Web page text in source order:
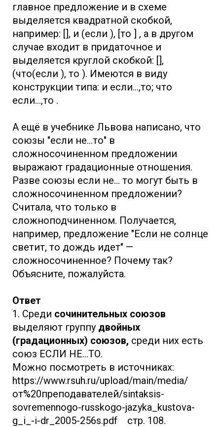
главное предложение и в схеме
выделяется квадратной скобкой,
например: [], и (если ), [то ] , а в другом
случае входит в придаточное и
выделяется круглой скобкой: [],
(что(если ), то ). Имеются в виду
конструкции типа: и если...,то; что
если...,то .
А ещё в учебнике Львова написано, что
союзы "если не...то" в
сложносочиненном предложении
выражают градационные отношения.
Разве союзы если не... то могут быть в
сложносочиненном предложении?
Считала, что только в
сложноподчиненном. Получается,
например, предложение "Если не солнце
светит, то дождь идет" —
сложносочиненное? Почему так?
Объясните, пожалуйста.
Ответ
1. Среди сочинительных союзов
выделяют группу двойных
(градационных) союзов, среди них есть
союз ЕСЛИ НЕ...ТО.
Можно посмотреть в источниках:
https://www.rsuh.ru/upload/main/media/
от%20преподавателей/sintaksis-
sovremennogo-russkogo-jazyka_kustova-
g_i_-i-dr_2005-256s.pdf стр. 108.